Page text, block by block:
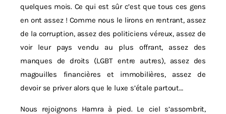
quelques mois. Ce qui est sûr c’est que tous ces gens
en ont assez ! Comme nous le lirons en rentrant, assez
de la corruption, assez des politiciens véreux, assez de
voir leur pays vendu au plus offrant, assez des
manques de droits (LGBT entre autres), assez des
magouilles financières et immobilières, assez de
devoir se priver alors que le luxe s’étale partout…
Nous rejoignons Hamra à pied. Le ciel s’assombrit,